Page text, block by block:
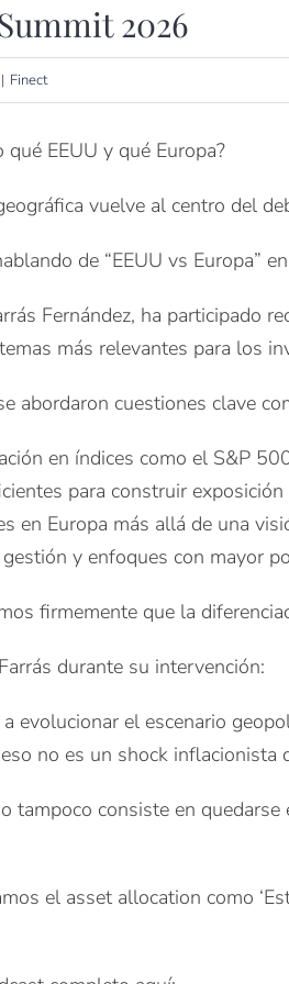
2026
| Finect
qué EEUU y qué Europa?
vuelve al centro del
de “EEUU vs Europa”
Fernández, ha participado
más relevantes para los
abordaron cuestiones clave
en índices como el S&P
para construir exposición
en Europa más allá de una
y enfoques con mayor
firmemente que la
durante su intervención:
evolucionar el escenario
no es un shock inflacionista
tampoco consiste en
el asset allocation como